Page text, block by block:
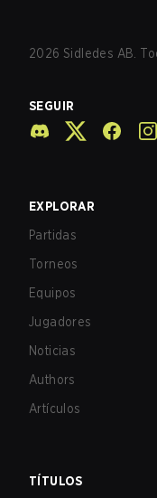
2026 Sidledes AB.
SEGUIR
EXPLORAR
Partidas
Torneos
Equipos
Jugadores
Noticias
Authors
Artículos
TÍTULOS